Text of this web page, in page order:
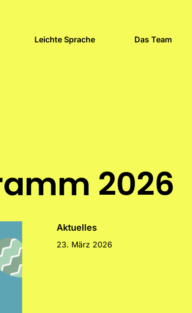
Leichte Sprache Das Team
2026
Aktuelles
23. März 2026